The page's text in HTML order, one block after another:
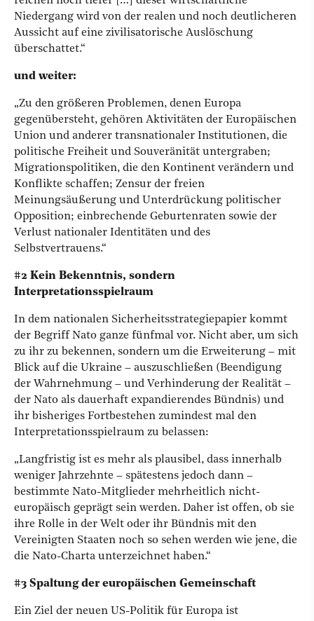
Niedergang wird von der realen und noch deutlicheren
Aussicht auf eine zivilisatorische Auslöschung
überschattet.“
und weiter:
„Zu den größeren Problemen, denen Europa
gegenübersteht, gehören Aktivitäten der Europäischen
Union und anderer transnationaler Institutionen, die
politische Freiheit und Souveränität untergraben;
Migrationspolitiken, die den Kontinent verändern und
Konflikte schaffen; Zensur der freien
Meinungsäußerung und Unterdrückung politischer
Opposition; einbrechende Geburtenraten sowie der
Verlust nationaler Identitäten und des
Selbstvertrauens.“
#2 Kein Bekenntnis, sondern
Interpretationsspielraum
In dem nationalen Sicherheitsstrategiepapier kommt
der Begriff Nato ganze fünfmal vor. Nicht aber, um sich
zu ihr zu bekennen, sondern um die Erweiterung – mit
Blick auf die Ukraine – auszuschließen (Beendigung
der Wahrnehmung – und Verhinderung der Realität –
der Nato als dauerhaft expandierendes Bündnis) und
ihr bisheriges Fortbestehen zumindest mal den
Interpretationsspielraum zu belassen:
„Langfristig ist es mehr als plausibel, dass innerhalb
weniger Jahrzehnte – spätestens jedoch dann –
bestimmte Nato-Mitglieder mehrheitlich nicht-
europäisch geprägt sein werden. Daher ist offen, ob sie
ihre Rolle in der Welt oder ihr Bündnis mit den
Vereinigten Staaten noch so sehen werden wie jene, die
die Nato-Charta unterzeichnet haben.“
#3 Spaltung der europäischen Gemeinschaft
Ein Ziel der neuen US-Politik für Europa ist